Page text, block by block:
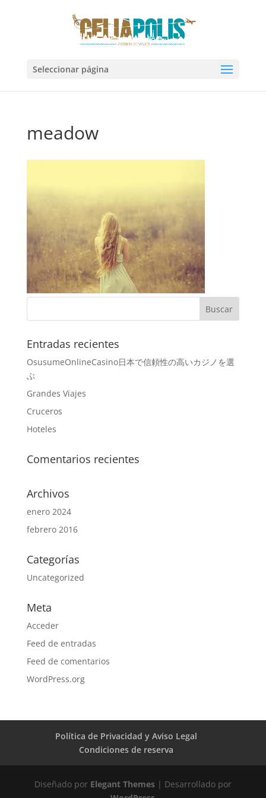
Seleccionar página
meadow
Entradas recientes
OsusumeOnlineCasino日本で信頼性の高いカジノを選
ぶ
Grandes Viajes
Cruceros
Hoteles
Comentarios recientes
Archivos
enero 2024
febrero 2016
Categorías
Uncategorized
Meta
Acceder
Feed de entradas
Feed de comentarios
WordPress.org
Política de Privacidad y Aviso Legal
Condiciones de reserva
Diseñado por Elegant Themes| Desarrollado por